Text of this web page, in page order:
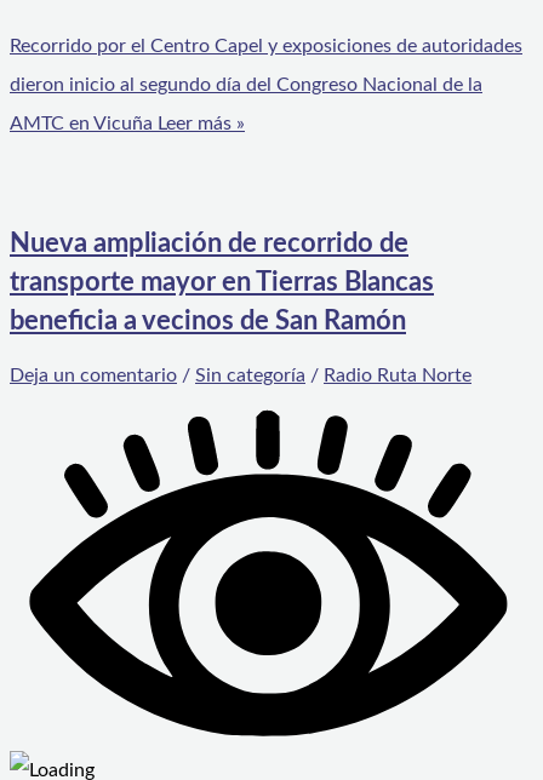
Recorrido por el Centro Capel y exposiciones de autoridades
dieron inicio al segundo día del Congreso Nacional de la
AMTC en Vicuña Leer más »
Nueva ampliación de recorrido de
transporte mayor en Tierras Blancas
beneficia a vecinos de San Ramón
Deja un comentario / Sin categoría / Radio Ruta Norte